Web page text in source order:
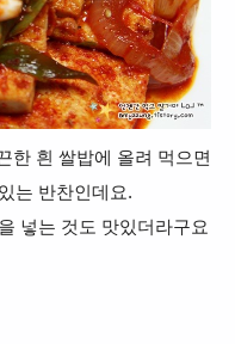
한 흰 쌀밥에 올려 먹으면
는 반찬인데요.
넣는 것도 맛있더라구요